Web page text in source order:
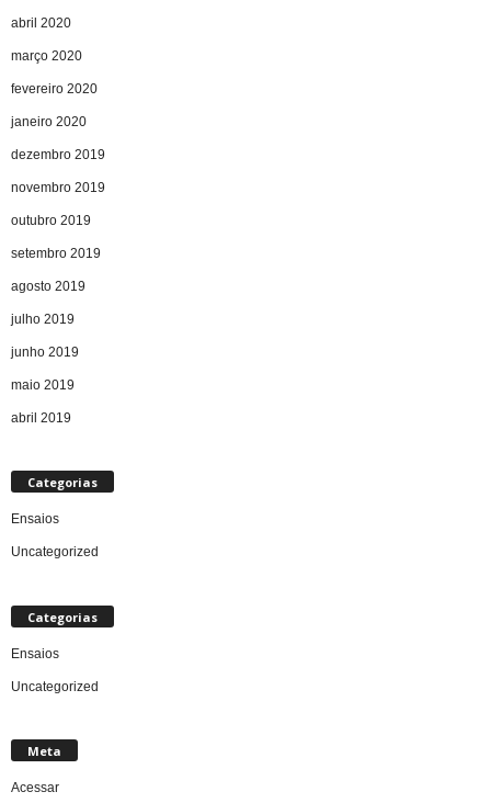
abril 2020
março 2020
fevereiro 2020
janeiro 2020
dezembro 2019
novembro 2019
outubro 2019
setembro 2019
agosto 2019
julho 2019
junho 2019
maio 2019
abril 2019
Categorias
Ensaios
Uncategorized
Categorias
Ensaios
Uncategorized
Meta
Acessar